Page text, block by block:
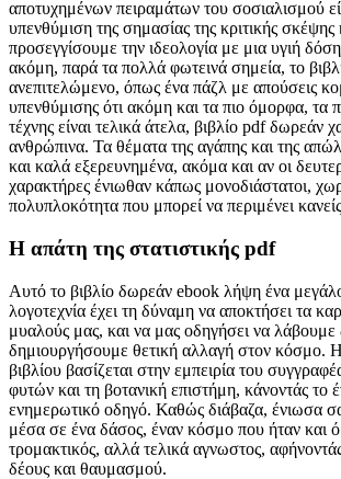
αποτυχημένων πειραμάτων του σοσιαλισμού
υπενθύμιση της σημασίας της κριτικής σκέψης
προσεγγίσουμε την ιδεολογία με μια υγιή
ακόμη, παρά τα πολλά φωτεινά σημεία, το
ανεπιτελώμενο, όπως ένα πάζλ με απούσεις
υπενθύμισης ότι ακόμη και τα πιο όμορφα, τα
τέχνης είναι τελικά άτελα, βιβλίο pdf δωρεάν
ανθρώπινα. Τα θέματα της αγάπης και της
και καλά εξερευνημένα, ακόμα και αν οι
χαρακτήρες ένιωθαν κάπως μονοδιάστατοι,
πολυπλοκότητα που μπορεί να περιμένει
Η απάτη της στατιστικής pdf
Αυτό το βιβλίο δωρεάν ebook λήψη ένα
λογοτεχνία έχει τη δύναμη να αποκτήσει τα
μυαλούς μας, και να μας οδηγήσει να λάβουμε
δημιουργήσουμε θετική αλλαγή στον κόσμο.
βιβλίου βασίζεται στην εμπειρία του
φυτών και τη βοτανική επιστήμη, κάνοντάς το
ενημερωτικό οδηγό. Καθώς διάβαζα, ένιωσα
μέσα σε ένα δάσος, έναν κόσμο που ήταν και
τρομακτικός, αλλά τελικά αγνωστος,
δέους και θαυμασμού.